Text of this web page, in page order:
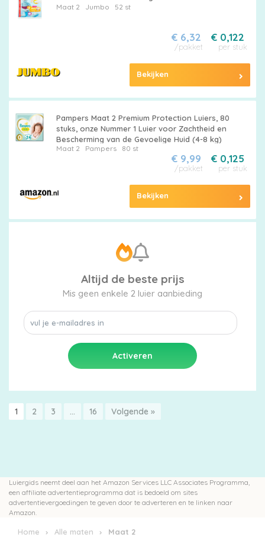
Maat 2 Jumbo 52 st
€ 0,122
per stuk
€ 6,32
/pakket
Bekijken
Pampers Maat 2 Premium Protection Luiers, 80
stuks, onze Nummer 1 Luier voor Zachtheid en
Bescherming van de Gevoelige Huid (4-8 kg)
Maat 2 Pampers 80 st
€ 0,125
per stuk
€ 9,99
/pakket
Bekijken
Altijd de beste prijs
Mis geen enkele 2 luier aanbieding
1 2 3 … 16 Volgende »
Luiergids neemt deel aan het Amazon Services LLC Associates Programma,
een affiliate advertentieprogramma dat is bedoeld om sites
advertentievergoedingen te geven door te adverteren en te linken naar
Amazon.
Home Alle maten Maat 2